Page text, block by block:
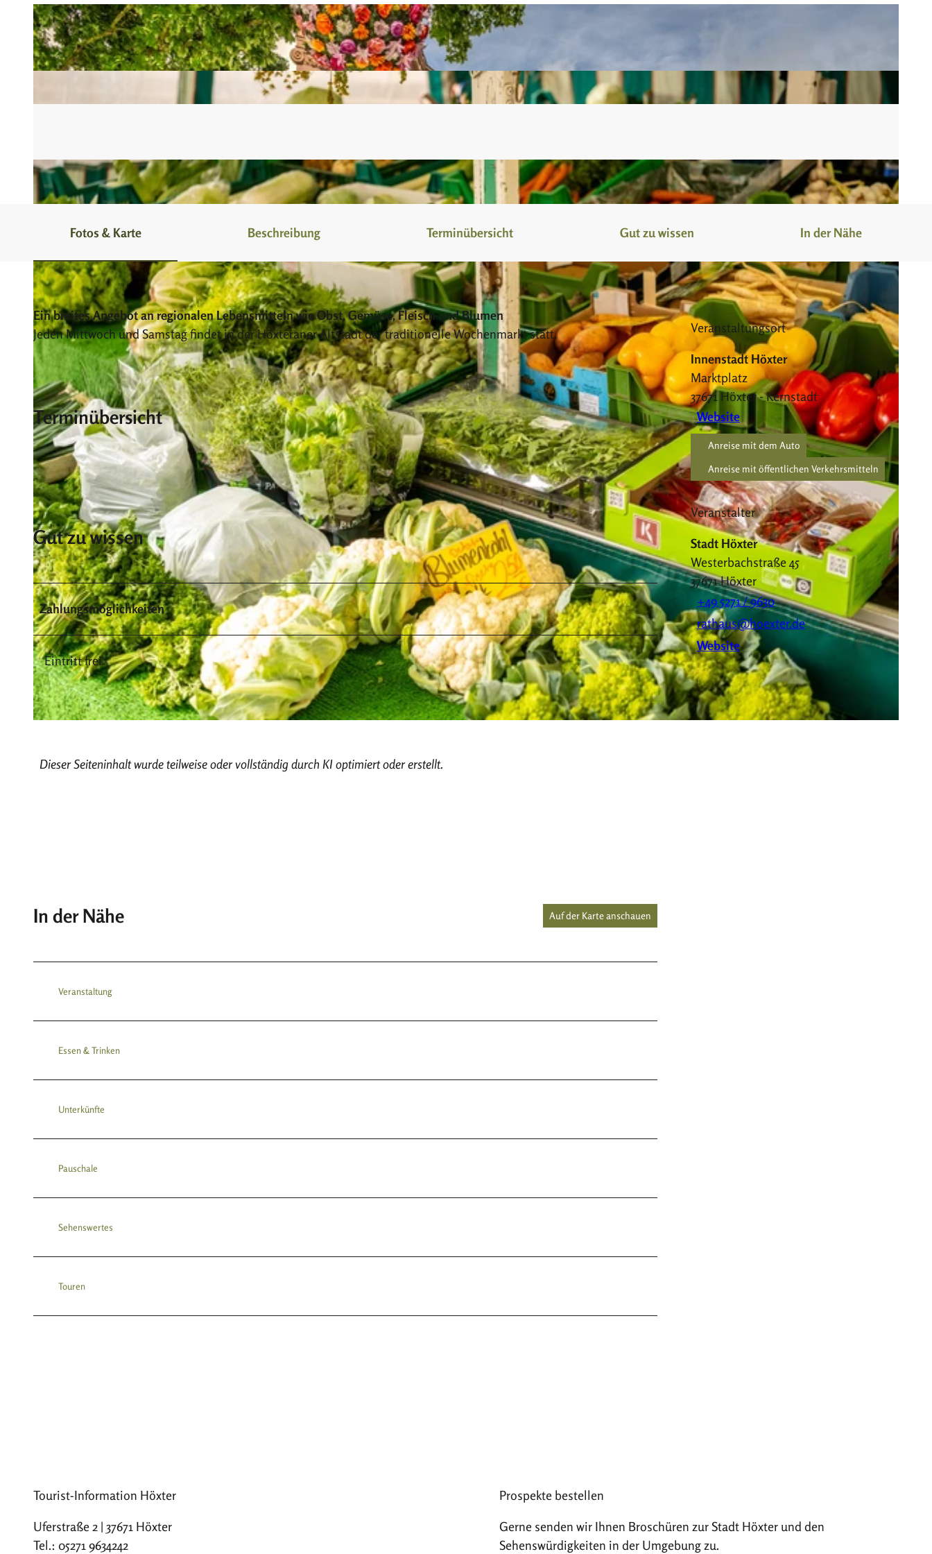
© ©Teutoburger Wald / Stadt Höxter / D. Ketz, Dominik Ketz
Fotos & Karte Beschreibung Terminübersicht Gut zu wissen In der Nähe
Ein breites Angebot an regionalen Lebensmitteln wie Obst, Gemüse, Fleisch und Blumen
Jeden Mittwoch und Samstag findet in der Höxteraner Altstadt der traditionelle Wochenmarkt statt.
Terminübersicht
Gut zu wissen
Zahlungsmöglichkeiten
Eintritt frei
Dieser Seiteninhalt wurde teilweise oder vollständig durch KI optimiert oder erstellt.
In der Nähe Auf der Karte anschauen
Veranstaltung
Essen & Trinken
Unterkünfte
Pauschale
Sehenswertes
Touren
Veranstaltungsort
Innenstadt Höxter
Marktplatz
37671Höxter- Kernstadt
Website
Anreise mit dem Auto
Anreise mit öffentlichen Verkehrsmitteln
Veranstalter
Stadt Höxter
Westerbachstraße 45
37671Höxter
+49 5271 / 9630
rathaus@hoexter.de
Website
Tourist-Information Höxter
Uferstraße 2 | 37671 Höxter
Tel.: 05271 9634242
Prospekte bestellen
Gerne senden wir Ihnen Broschüren zur Stadt Höxter und den
Sehenswürdigkeiten in der Umgebung zu.